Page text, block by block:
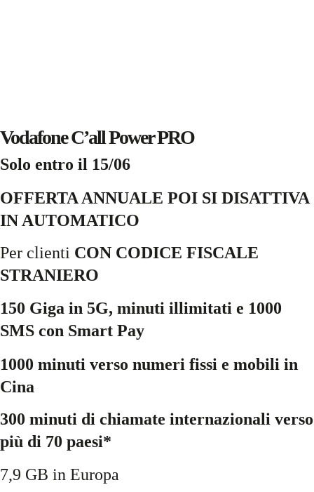
Vodafone C’all Power PRO
Solo entro il 15/06
OFFERTA ANNUALE POI SI DISATTIVA
IN AUTOMATICO
Per clienti CON CODICE FISCALE
STRANIERO
150 Giga in 5G, minuti illimitati e 1000
SMS con Smart Pay
1000 minuti verso numeri fissi e mobili in
Cina
300 minuti di chiamate internazionali verso
più di 70 paesi*
7,9 GB in Europa